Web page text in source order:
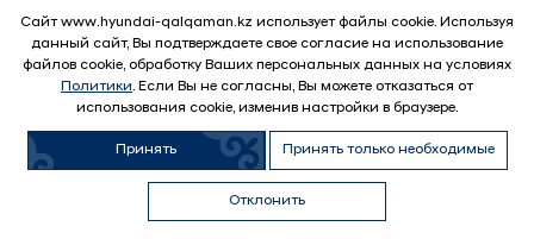
Сайт www.hyundai-qalqaman.kz использует файлы cookie. Используя
данный сайт, Вы подтверждаете свое согласие на использование
файлов cookie, обработку Ваших персональных данных на условиях
Политики. Если Вы не согласны, Вы можете отказаться от
использования cookie, изменив настройки в браузере.
Принять Принять только необходимые
Отклонить
Продать
Купить авто с
пробегом
Обменять
автомобиль
Купить в
кредит
Отдел
продаж
Отдел
сервиса
Выгода
ВЫГОДНЫЕ УСЛОВИЯ
Узнать условия